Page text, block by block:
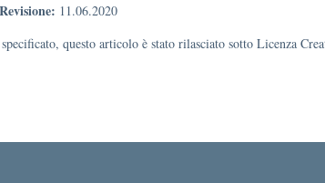
Revisione: 11.06.2020
questo articolo è stato rilasciato sotto Licenza